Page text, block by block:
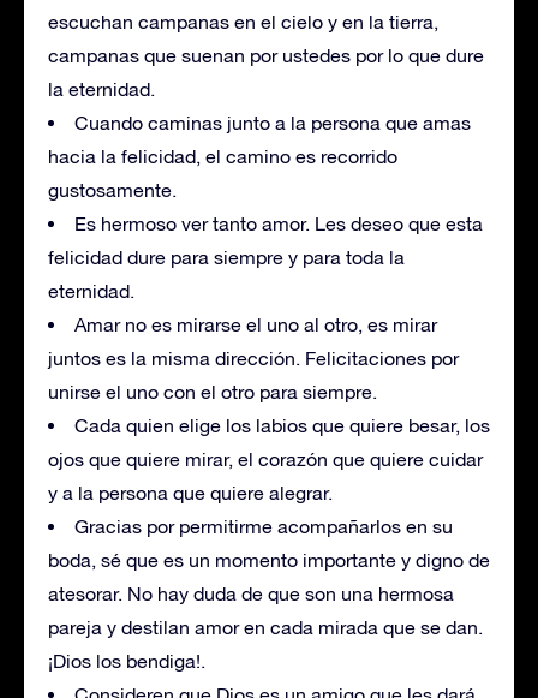
escuchan campanas en el cielo y en la tierra,
campanas que suenan por ustedes por lo que dure
la eternidad.
Cuando caminas junto a la persona que amas
hacia la felicidad, el camino es recorrido
gustosamente.
Es hermoso ver tanto amor. Les deseo que esta
felicidad dure para siempre y para toda la
eternidad.
Amar no es mirarse el uno al otro, es mirar
juntos es la misma dirección. Felicitaciones por
unirse el uno con el otro para siempre.
Cada quien elige los labios que quiere besar, los
ojos que quiere mirar, el corazón que quiere cuidar
y a la persona que quiere alegrar.
Gracias por permitirme acompañarlos en su
boda, sé que es un momento importante y digno de
atesorar. No hay duda de que son una hermosa
pareja y destilan amor en cada mirada que se dan.
¡Dios los bendiga!.